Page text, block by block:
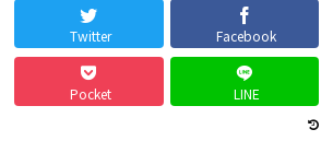
Twitter Facebook
Pocket LINE